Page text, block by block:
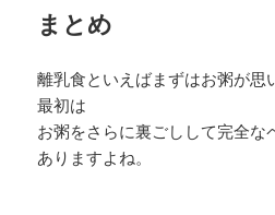
まとめ
離乳食といえばまずはお粥が思
最初は
お粥をさらに裏ごしして完全な
ありますよね。